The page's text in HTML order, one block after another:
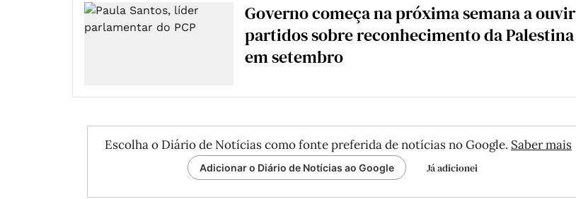
Governo começa na próxima semana a ouvir
partidos sobre reconhecimento da Palestina
em setembro
Escolha o Diário de Notícias como fonte preferida de notícias no Google. Saber mais
Adicionar o Diário de Notícias ao Google Já adicionei